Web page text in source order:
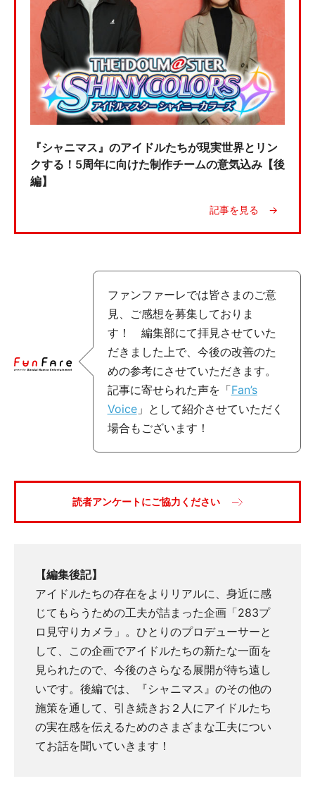
『シャニマス』のアイドルたちが現実世界とリン
クする！5周年に向けた制作チームの意気込み【後
編】
ファンファーレでは皆さまのご意
見、ご感想を募集しておりま
す！ 編集部にて拝見させていた
だきました上で、今後の改善のた
めの参考にさせていただきます。
記事に寄せられた声を「Fan’s
Voice」として紹介させていただく
場合もございます！
読者アンケートにご協力ください
【編集後記】
アイドルたちの存在をよりリアルに、身近に感
じてもらうための工夫が詰まった企画「283プ
ロ見守りカメラ」。ひとりのプロデューサーと
して、この企画でアイドルたちの新たな一面を
見られたので、今後のさらなる展開が待ち遠し
いです。後編では、『シャニマス』のその他の
施策を通して、引き続きお２人にアイドルたち
の実在感を伝えるためのさまざまな工夫につい
てお話を聞いていきます！